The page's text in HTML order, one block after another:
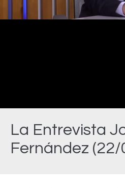
La Entrevista
Fernández